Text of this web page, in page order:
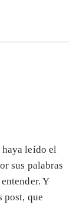
haya leído el
sus palabras
Y
post, que